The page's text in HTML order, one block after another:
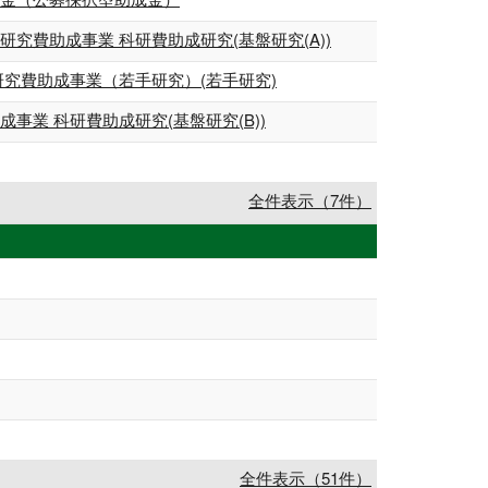
究費助成事業 科研費助成研究(基盤研究(A))
費助成事業（若手研究）(若手研究)
事業 科研費助成研究(基盤研究(B))
全件表示（7件）
全件表示（51件）